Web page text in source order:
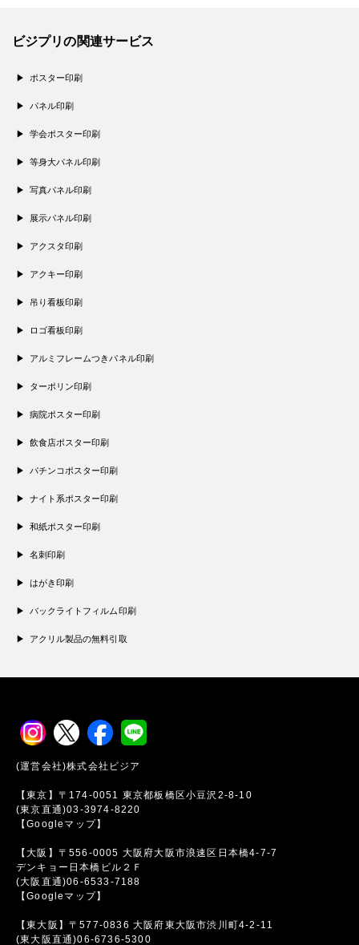
ビジプリの関連サービス
ポスター印刷
パネル印刷
学会ポスター印刷
等身大パネル印刷
写真パネル印刷
展示パネル印刷
アクスタ印刷
アクキー印刷
吊り看板印刷
ロゴ看板印刷
アルミフレームつきパネル印刷
ターポリン印刷
病院ポスター印刷
飲食店ポスター印刷
パチンコポスター印刷
ナイト系ポスター印刷
和紙ポスター印刷
名刺印刷
はがき印刷
バックライトフィルム印刷
アクリル製品の無料引取
(運営会社)株式会社ビジア
【東京】〒174-0051 東京都板橋区小豆沢2-8-10
(東京直通)03-3974-8220
【Googleマップ】
【大阪】〒556-0005 大阪府大阪市浪速区日本橋4-7-7
デンキョー日本橋ビル２Ｆ
(大阪直通)06-6533-7188
【Googleマップ】
【東大阪】〒577-0836 大阪府東大阪市渋川町4-2-11
(東大阪直通)06-6736-5300